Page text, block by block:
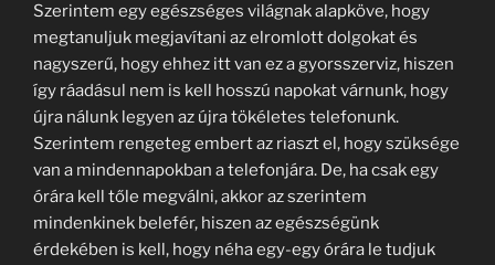
Szerintem egy egészséges világnak alapköve, hogy
megtanuljuk megjavítani az elromlott dolgokat és
nagyszerű, hogy ehhez itt van ez a gyorsszerviz, hiszen
így ráadásul nem is kell hosszú napokat várnunk, hogy
újra nálunk legyen az újra tökéletes telefonunk.
Szerintem rengeteg embert az riaszt el, hogy szüksége
van a mindennapokban a telefonjára. De, ha csak egy
órára kell tőle megválni, akkor az szerintem
mindenkinek belefér, hiszen az egészségünk
érdekében is kell, hogy néha egy-egy órára le tudjuk